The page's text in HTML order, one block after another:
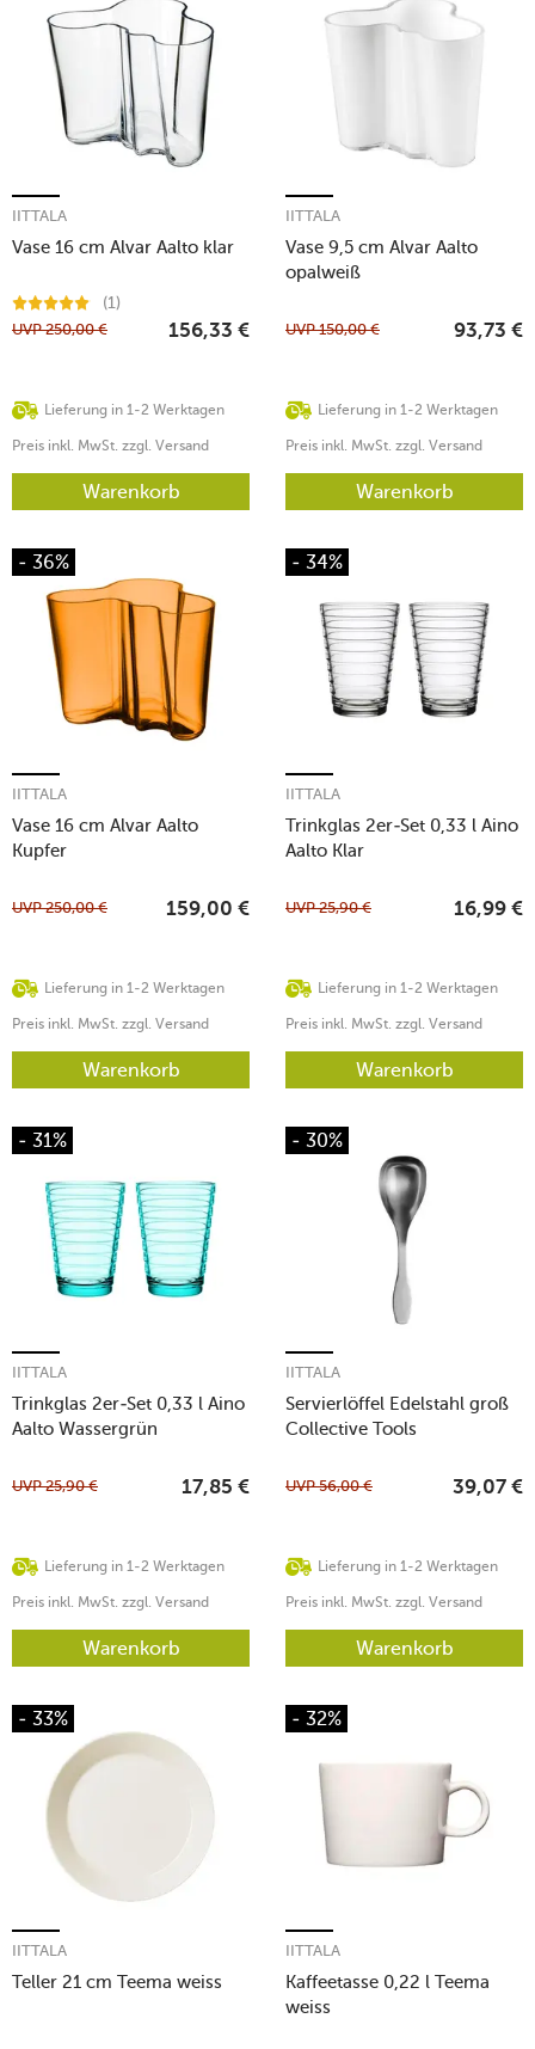
Vase 16 cm Alvar Aalto klar
IITTALA
(1)
Lieferung in 1-2 Werktagen
UVP250,00 € 156,33 €
Preis inkl. MwSt. zzgl. Versand
Warenkorb
Vase 9,5 cm Alvar Aalto
opalweiß
IITTALA
Lieferung in 1-2 Werktagen
UVP150,00 € 93,73 €
Preis inkl. MwSt. zzgl. Versand
Warenkorb
- 36%
Vase 16 cm Alvar Aalto
Kupfer
IITTALA
Lieferung in 1-2 Werktagen
UVP250,00 € 159,00 €
Preis inkl. MwSt. zzgl. Versand
Warenkorb
- 34%
Trinkglas 2er-Set 0,33 l Aino
Aalto Klar
IITTALA
Lieferung in 1-2 Werktagen
UVP25,90 € 16,99 €
Preis inkl. MwSt. zzgl. Versand
Warenkorb
- 31%
Trinkglas 2er-Set 0,33 l Aino
Aalto Wassergrün
IITTALA
Lieferung in 1-2 Werktagen
UVP25,90 € 17,85 €
Preis inkl. MwSt. zzgl. Versand
Warenkorb
- 30%
Servierlöffel Edelstahl groß
Collective Tools
IITTALA
Lieferung in 1-2 Werktagen
UVP56,00 € 39,07 €
Preis inkl. MwSt. zzgl. Versand
Warenkorb
- 33%
Teller 21 cm Teema weiss
IITTALA
- 32%
Kaffeetasse 0,22 l Teema
weiss
IITTALA